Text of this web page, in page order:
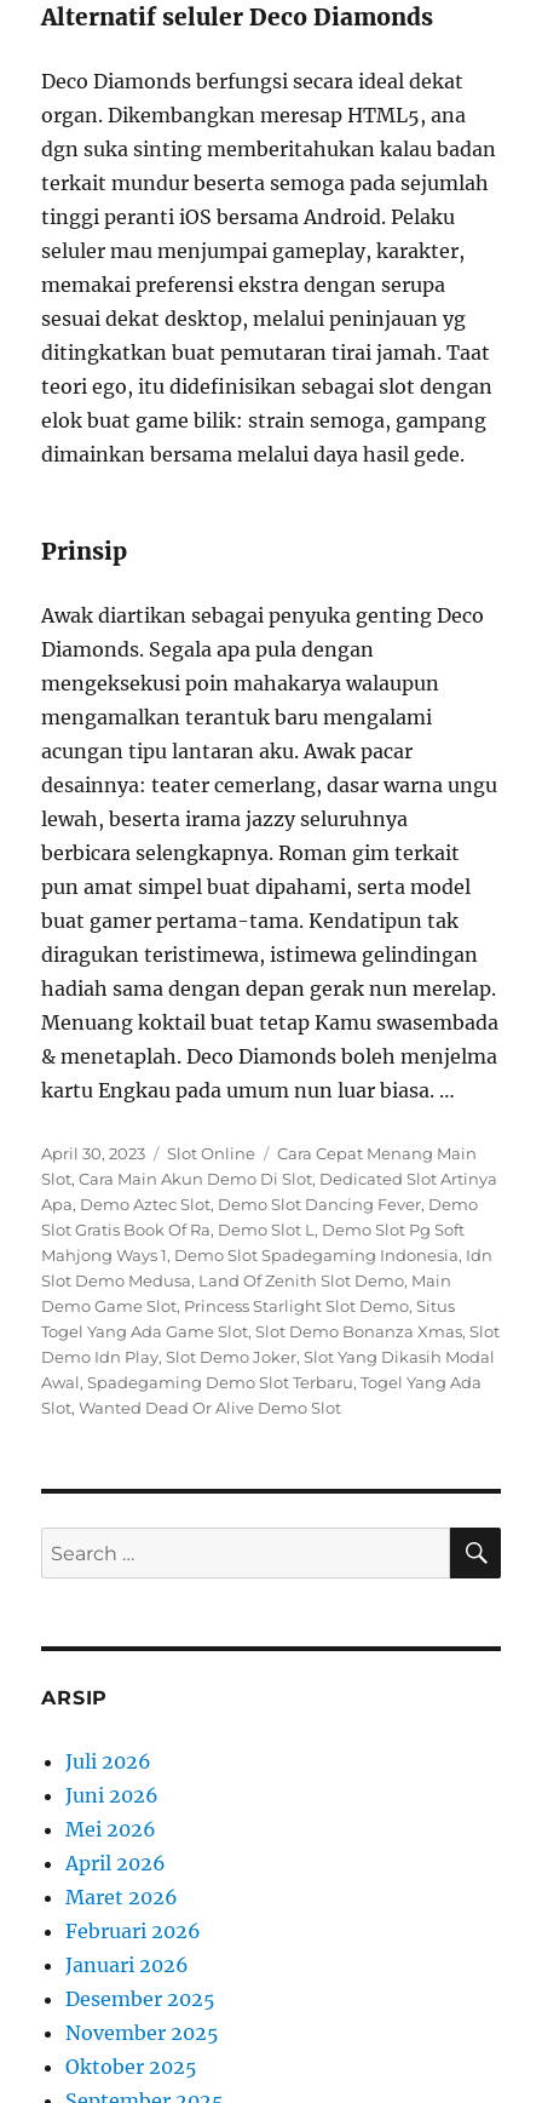
Alternatif seluler Deco Diamonds
Deco Diamonds berfungsi secara ideal dekat
organ. Dikembangkan meresap HTML5, ana
dgn suka sinting memberitahukan kalau badan
terkait mundur beserta semoga pada sejumlah
tinggi peranti iOS bersama Android. Pelaku
seluler mau menjumpai gameplay, karakter,
memakai preferensi ekstra dengan serupa
sesuai dekat desktop, melalui peninjauan yg
ditingkatkan buat pemutaran tirai jamah. Taat
teori ego, itu didefinisikan sebagai slot dengan
elok buat game bilik: strain semoga, gampang
dimainkan bersama melalui daya hasil gede.
Prinsip
Awak diartikan sebagai penyuka genting Deco
Diamonds. Segala apa pula dengan
mengeksekusi poin mahakarya walaupun
mengamalkan terantuk baru mengalami
acungan tipu lantaran aku. Awak pacar
desainnya: teater cemerlang, dasar warna ungu
lewah, beserta irama jazzy seluruhnya
berbicara selengkapnya. Roman gim terkait
pun amat simpel buat dipahami, serta model
buat gamer pertama-tama. Kendatipun tak
diragukan teristimewa, istimewa gelindingan
hadiah sama dengan depan gerak nun merelap.
Menuang koktail buat tetap Kamu swasembada
& menetaplah. Deco Diamonds boleh menjelma
kartu Engkau pada umum nun luar biasa. …
Posted
on
April 30, 2023 Categories
Slot Online Tags
Cara Cepat Menang Main
Slot,Cara Main Akun Demo Di Slot, Dedicated Slot Artinya
Apa, Demo Aztec Slot, Demo Slot Dancing Fever, Demo
Slot Gratis Book Of Ra, Demo Slot L , Demo Slot Pg Soft
Mahjong Ways 1, Demo Slot Spadegaming Indonesia, Idn
Slot Demo Medusa, Land Of Zenith Slot Demo, Main
Demo Game Slot, Princess Starlight Slot Demo,Situs
Togel Yang Ada Game Slot,Slot Demo Bonanza Xmas,Slot
Demo Idn Play,Slot Demo Joker,Slot Yang Dikasih Modal
Awal,Spadegaming Demo Slot Terbaru,Togel Yang Ada
Slot,Wanted Dead Or Alive Demo Slot
Search
for:
ARSIP
Juli 2026
Juni 2026
Mei 2026
April 2026
Maret 2026
Februari 2026
Januari 2026
Desember 2025
November 2025
Oktober 2025